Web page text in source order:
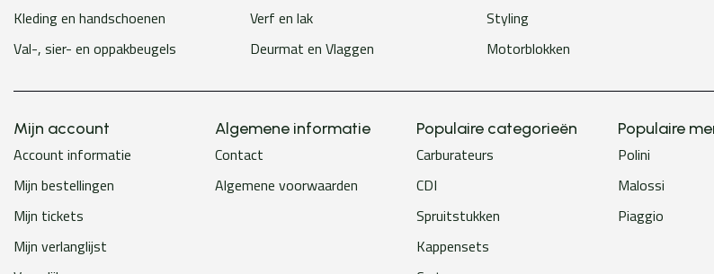
Kleding en handschoenen
Verf en lak Styling
Val-, sier- en oppakbeugels
Deurmat en Vlaggen Motorblokken
Mijn account
Account informatie
Mijn bestellingen
Mijn tickets
Mijn verlanglijst
Algemene informatie
Contact
Algemene voorwaarden
Populaire categorieën
Carburateurs
CDI
Spruitstukken
Kappensets
Populaire
Polini
Malossi
Piaggio